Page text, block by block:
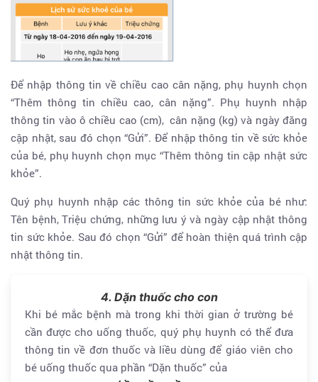
Để nhập thông tin về chiều cao cân nặng, phụ huynh chọn
“Thêm thông tin chiều cao, cân nặng”. Phụ huynh nhập
thông tin vào ô chiều cao (cm), cân nặng (kg) và ngày đăng
cập nhật, sau đó chọn “Gửi”. Để nhập thông tin về sức khỏe
của bé, phụ huynh chọn mục “Thêm thông tin cập nhật sức
khỏe”.
Quý phụ huynh nhập các thông tin sức khỏe của bé như:
Tên bệnh, Triệu chứng, những lưu ý và ngày cập nhật thông
tin sức khỏe. Sau đó chọn “Gửi” để hoàn thiện quá trình cập
nhật thông tin.
4. Dặn thuốc cho con
Khi bé mắc bệnh mà trong khi thời gian ở trường bé
cần được cho uống thuốc, quý phụ huynh có thể đưa
thông tin về đơn thuốc và liều dùng để giáo viên cho
bé uống thuốc qua phần “Dặn thuốc” của